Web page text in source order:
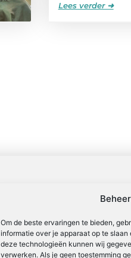
Om de beste ervaringen te bieden,
informatie over je apparaat op te
deze technologieën kunnen wij
verwerken. Als je geen toestemming
Lees verder ➜